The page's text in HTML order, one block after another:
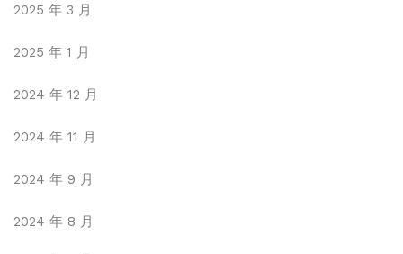
2025 年 3 月
2025 年 1 月
2024 年 12 月
2024 年 11 月
2024 年 9 月
2024 年 8 月